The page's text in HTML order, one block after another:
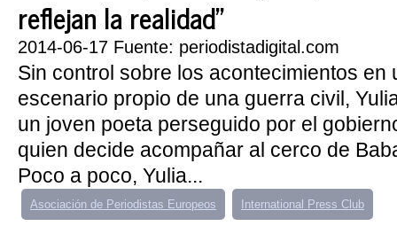
reflejan la realidad"
2014-06-17 Fuente: periodistadigital.com
Sin control sobre los acontecimientos en
escenario propio de una guerra civil,
un joven poeta perseguido por el
quien decide acompañar al cerco de
Poco a poco, Yulia...
Asociación de Periodistas Europeos International Press Club